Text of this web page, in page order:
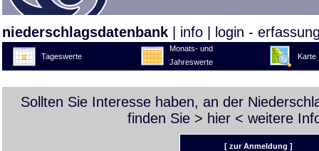
niederschlagsdatenbank info login -
Tageswerte
Monats- und
Jahreswerte
Karte
Sollten Sie Interesse haben, an der
finden Sie > hier < weitere
[ zur Anmeldung ]